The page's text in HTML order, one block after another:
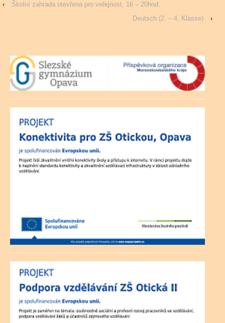
‹
Školní zahrada otevřena pro veřejnost, 16 – 20hod.
Deutsch (2. – 4. Klasse)
›